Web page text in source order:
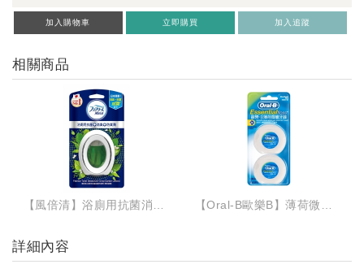
加入購物車 立即購買 加入追蹤
相關商品
詳細內容